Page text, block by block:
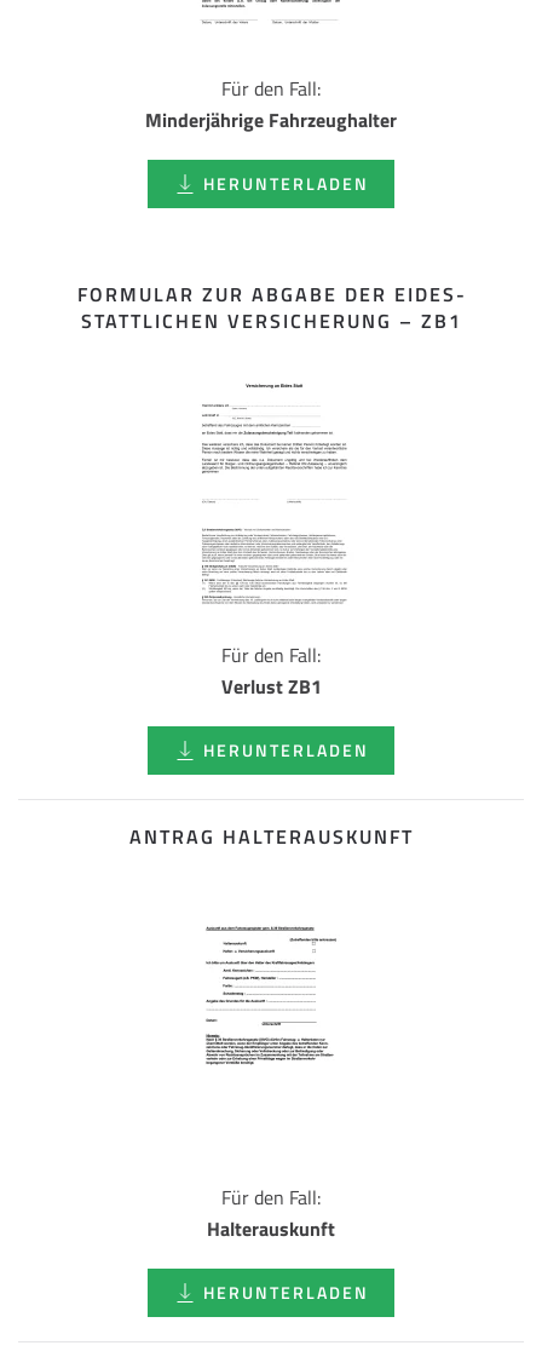
Für den Fall:
Minderjährige Fahrzeughalter
HERUNTERLADEN
FORMULAR ZUR ABGABE DER EIDES­
STATTLICHEN VERSICHERUNG – ZB1
Für den Fall:
Verlust ZB1
HERUNTERLADEN
ANTRAG HALTERAUSKUNFT
Für den Fall:
Halterauskunft
HERUNTERLADEN